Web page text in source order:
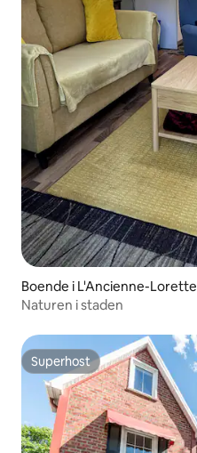
Boende i L'Ancienne-Lorette
Naturen i staden
Superhost
Superhost